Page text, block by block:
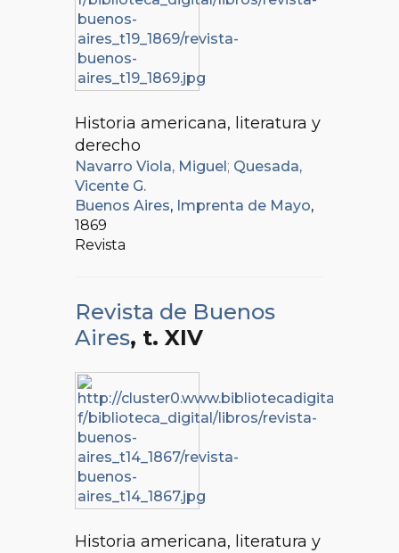
Historia americana, literatura y
derecho
Navarro Viola, Miguel ; Quesada,
Vicente G.
Buenos Aires, Imprenta de Mayo,
1869
Revista
Revista de Buenos
Aires, t. XIV
Historia americana, literatura y